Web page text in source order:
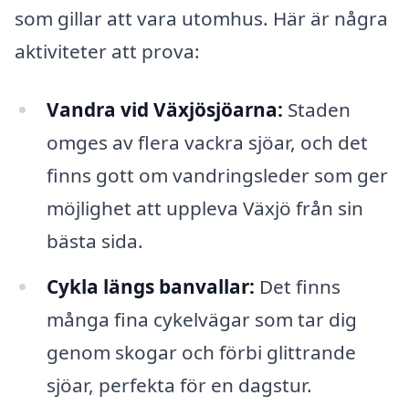
som gillar att vara utomhus. Här är några
aktiviteter att prova:
Vandra vid Växjösjöarna: Staden
omges av flera vackra sjöar, och det
finns gott om vandringsleder som ger
möjlighet att uppleva Växjö från sin
bästa sida.
Cykla längs banvallar: Det finns
många fina cykelvägar som tar dig
genom skogar och förbi glittrande
sjöar, perfekta för en dagstur.